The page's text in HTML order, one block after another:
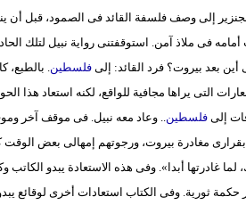
إلى وصف فلسفة القائد فى الصمود، قبل
أمامه فى ملاذ آمن. استوقفتنى رواية نبيل لتلك
بعد بيروت؟ فرد القائد: إلى فلسطين. بالطبع،
التى يراها مجافية للواقع، لكنه استعاد
إلى فلسطين.. وعاد معه نبيل. فى موقف آخر
مغادرة بيروت، ورجوتهم إمهالى بعض الوقت
لما غادرتها أبدا». وفى هذه الاستعادة يبدو
حكمة ثورية. وفى الكتاب استعادات أخرى لوقائع